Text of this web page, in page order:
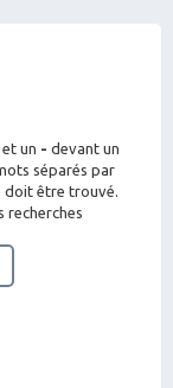
un - devant un
séparés par
doit être trouvé.
recherches